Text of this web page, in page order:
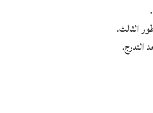
الثالث.
التدرج.